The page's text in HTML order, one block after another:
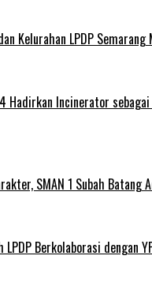
Kelurahan LPDP
Hadirkan Incinerator
SMAN 1 Subah
LPDP Berkolaborasi dengan